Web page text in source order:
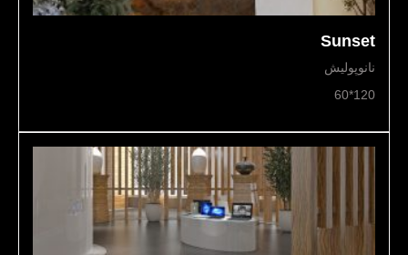
Sunset
نانوپولیش
120*60